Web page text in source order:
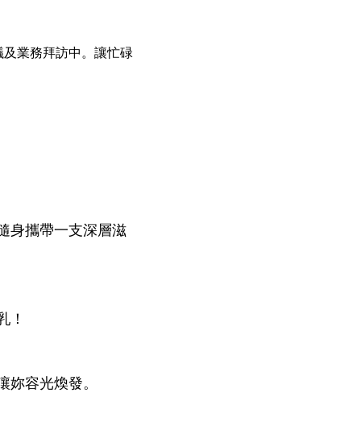
業務拜訪中。讓忙碌
身攜帶一支深層滋
！
容光煥發。